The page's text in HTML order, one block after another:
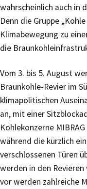
wahrscheinlich auch in
Denn die Gruppe
Klimabewegung zu
die
Vom 3. bis 5. August
Braunkohle-Revier im
klimapolitischen
an, mit einer
Kohlekonzerne
während die kürzlich
verschlossenen Türen
werden in den
vor werden zahlreiche